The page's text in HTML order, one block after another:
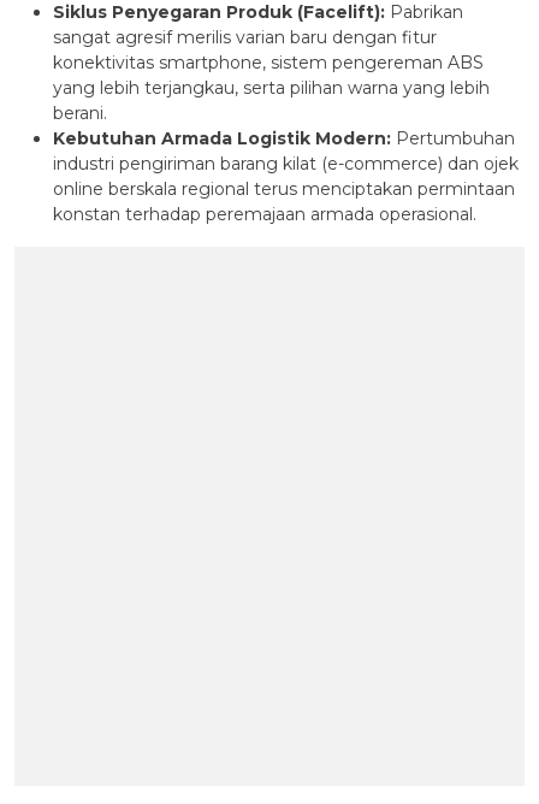
Siklus Penyegaran Produk (Facelift): Pabrikan
sangat agresif merilis varian baru dengan fitur
konektivitas smartphone, sistem pengereman ABS
yang lebih terjangkau, serta pilihan warna yang lebih
berani.
Kebutuhan Armada Logistik Modern: Pertumbuhan
industri pengiriman barang kilat (e-commerce) dan ojek
online berskala regional terus menciptakan permintaan
konstan terhadap peremajaan armada operasional.